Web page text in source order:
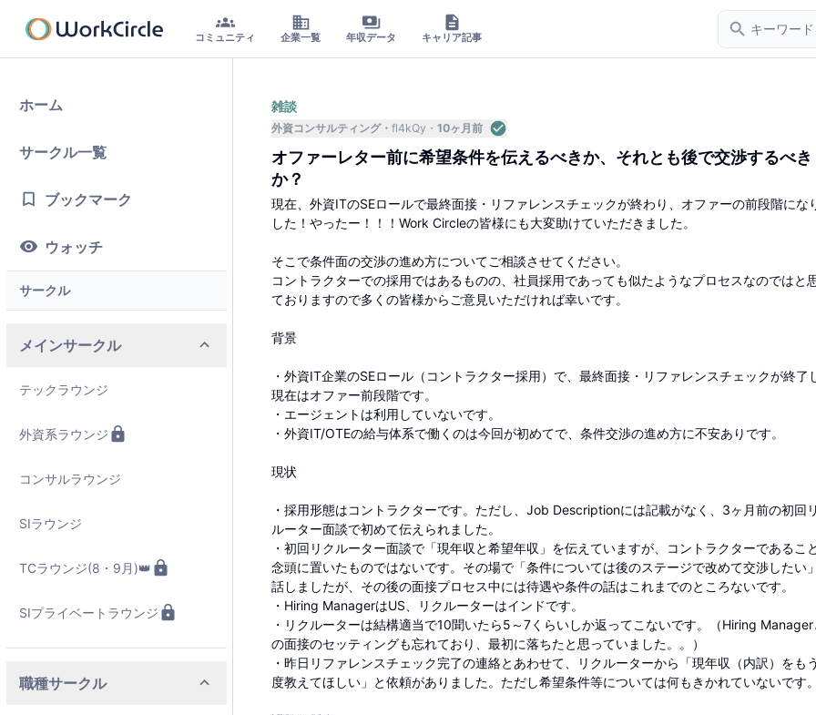
コミュニティ 企業一覧 年収データ キャリア記事
ホーム
サークル一覧
ブックマーク
ウォッチ
サークル
メインサークル
テックラウンジ
外資系ラウンジ
コンサルラウンジ
SIラウンジ
TCラウンジ(8・9月)👑
SIプライベートラウンジ
職種サークル
雑談
外資コンサルティング fl4kQy 10ヶ月前
オファーレター前に希望条件を伝えるべきか、それとも後で交渉するべき
か？
現在、外資ITのSEロールで最終面接・リファレンスチェックが終わり、オファーの前段階にな
した！やったー！！！Work Circleの皆様にも大変助けていただきました。
そこで条件面の交渉の進め方についてご相談させてください。
コントラクターでの採用ではあるものの、社員採用であっても似たようなプロセスなのではと
ておりますので多くの皆様からご意見いただければ幸いです。
背景
・外資IT企業のSEロール（コントラクター採用）で、最終面接・リファレンスチェックが終了
現在はオファー前段階です。
・エージェントは利用していないです。
・外資IT/OTEの給与体系で働くのは今回が初めてで、条件交渉の進め方に不安ありです。
現状
・採用形態はコントラクターです。ただし、Job Descriptionには記載がなく、3ヶ月前の初回
ルーター面談で初めて伝えられました。
・初回リクルーター面談で「現年収と希望年収」を伝えていますが、コントラクターであるこ
念頭に置いたものではないです。その場で「条件については後のステージで改めて交渉したい
話しましたが、その後の面接プロセス中には待遇や条件の話はこれまでのところないです。
・Hiring ManagerはUS、リクルーターはインドです。
・リクルーターは結構適当で10聞いたら5～7くらいしか返ってこないです。（Hiring Manager
の面接のセッティングも忘れており、最初に落ちたと思っていました。。）
・昨日リファレンスチェック完了の連絡とあわせて、リクルーターから「現年収（内訳）をも
度教えてほしい」と依頼がありました。ただし希望条件等については何もきかれていないです。